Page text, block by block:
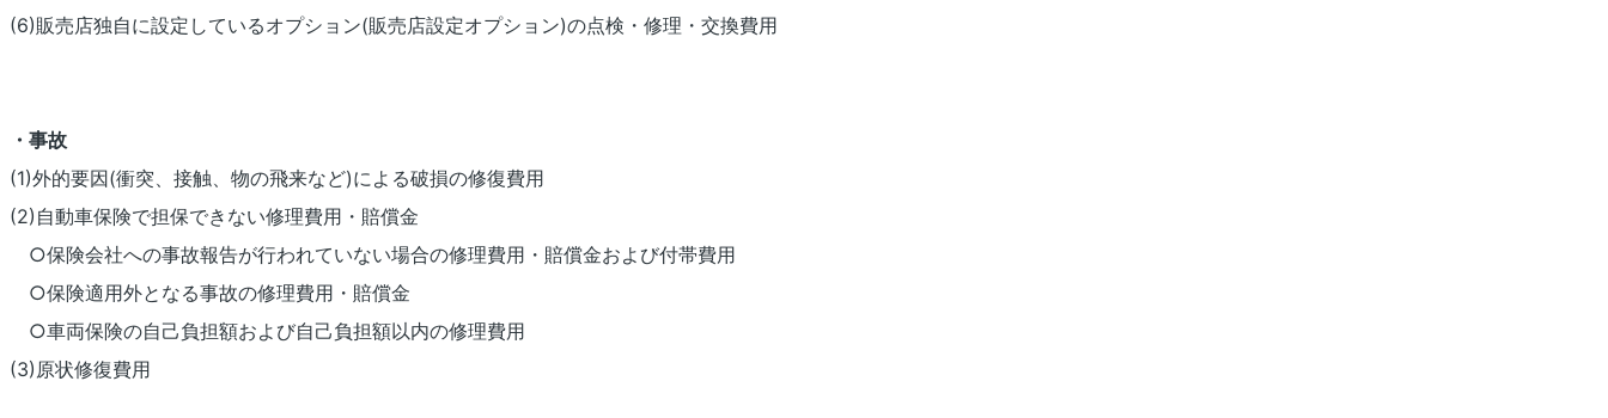
(6)販売店独自に設定しているオプション(販売店設定オプション)の点検・修理・交換費用
・事故
(1)外的要因(衝突、接触、物の飛来など)による破損の修復費用
(2)自動車保険で担保できない修理費用・賠償金
○保険会社への事故報告が行われていない場合の修理費用・賠償金および付帯費用
○保険適用外となる事故の修理費用・賠償金
○車両保険の自己負担額および自己負担額以内の修理費用
(3)原状修復費用